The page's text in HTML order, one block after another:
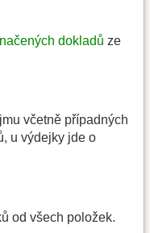
dokladů ze
včetně případných
u výdejky jde o
od všech položek.